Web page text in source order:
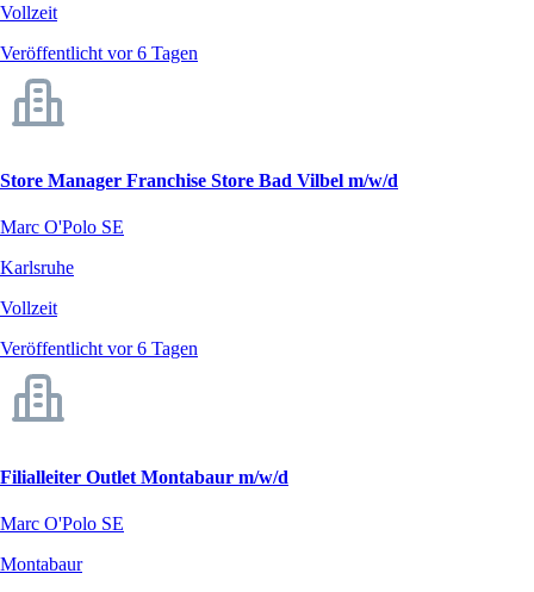
Vollzeit
Veröffentlicht vor 6 Tagen
Store Manager Franchise Store Bad Vilbel m/w/d
Marc O'Polo SE
Karlsruhe
Vollzeit
Veröffentlicht vor 6 Tagen
Filialleiter Outlet Montabaur m/w/d
Marc O'Polo SE
Montabaur